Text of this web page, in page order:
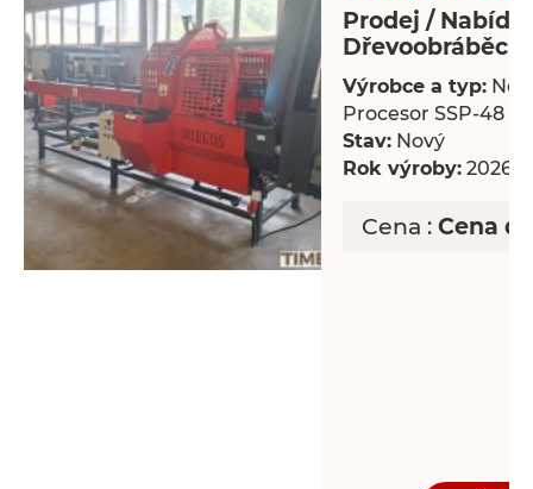
Prodej /
Dřevoobráběcí
Výrobce a typ:
Procesor SSP-48
Stav: Nový
Rok výroby: 2026
Cena : Cena